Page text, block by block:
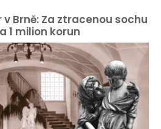
v Brně: Za ztracenou sochu
1 milion korun